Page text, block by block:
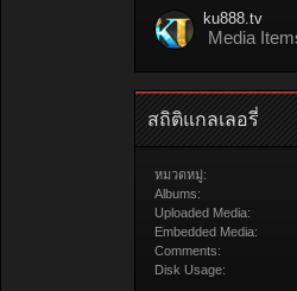
ku888.tv
Media
สถิติแกลเลอรี่
หมวดหมู่:
Albums:
Uploaded Media:
Embedded Media:
Comments:
Disk Usage: